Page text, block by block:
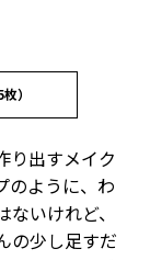
）
り出すメイク
のように、わ
いけれど、
の少し足すだ